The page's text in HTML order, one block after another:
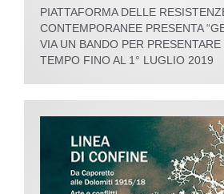
PIATTAFORMA DELLE
CONTEMPORANEE PRESENTA
VIA UN BANDO PER PRESENTARE
TEMPO FINO AL 1° LUGLIO 2019